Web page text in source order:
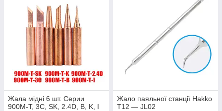
Жала мідні 6 шт. Серии
900M-T, 3C, SK, 2.4D, B, K, I
Жало паяльної станції Hakko
T12 — JL02